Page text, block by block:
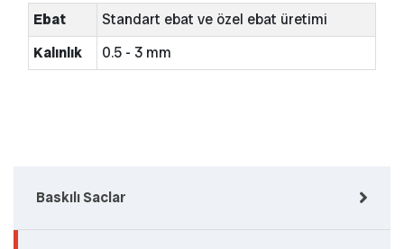
Baskılı Saclar
Ebat
Standart ebat ve özel ebat üretimi
Kalınlık
0.5 - 3 mm